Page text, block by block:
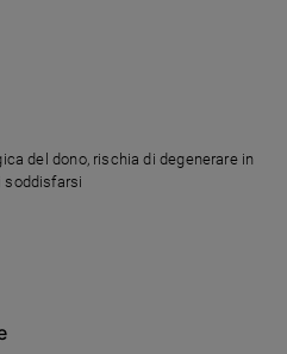
del dono, rischia di degenerare in
soddisfarsi